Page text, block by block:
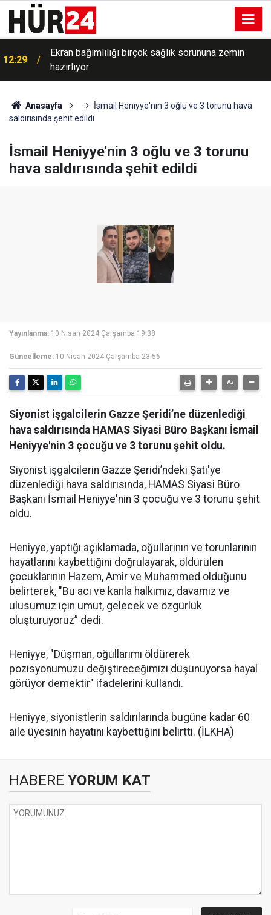
12:29
Ekran bağımlılığı birçok sağlık sorununa zemin
hazırlıyor
Anasayfa
İsmail Heniyye'nin 3 oğlu ve 3 torunu hava
saldırısında şehit edildi
İsmail Heniyye'nin 3 oğlu ve 3 torunu
hava saldırısında şehit edildi
Yayınlanma: 10 Nisan 2024 Çarşamba 19:38
Güncelleme: 10 Nisan 2024 Çarşamba 23:56
Siyonist işgalcilerin Gazze Şeridi’ne düzenlediği
hava saldırısında HAMAS Siyasi Büro Başkanı İsmail
Heniyye'nin 3 çocuğu ve 3 torunu şehit oldu.
Siyonist işgalcilerin Gazze Şeridi’ndeki Şati'ye
düzenlediği hava saldırısında, HAMAS Siyasi Büro
Başkanı İsmail Heniyye'nin 3 çocuğu ve 3 torunu şehit
oldu.
Heniyye, yaptığı açıklamada, oğullarının ve torunlarının
hayatlarını kaybettiğini doğrulayarak, öldürülen
çocuklarının Hazem, Amir ve Muhammed olduğunu
belirterek, "Bu acı ve kanla halkımız, davamız ve
ulusumuz için umut, gelecek ve özgürlük
oluşturuyoruz” dedi.
Heniyye, "Düşman, oğullarımı öldürerek
pozisyonumuzu değiştireceğimizi düşünüyorsa hayal
görüyor demektir" ifadelerini kullandı.
Heniyye, siyonistlerin saldırılarında bugüne kadar 60
aile üyesinin hayatını kaybettiğini belirtti. (İLKHA)
HABERE YORUM KAT